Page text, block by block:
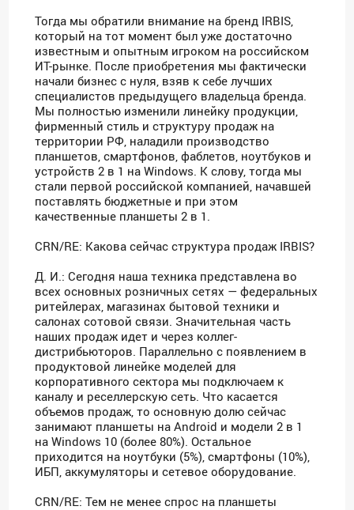
Тогда мы обратили внимание на бренд IRBIS,
который на тот момент был уже достаточно
известным и опытным игроком на российском
ИТ-рынке. После приобретения мы фактически
начали бизнес с нуля, взяв к себе лучших
специалистов предыдущего владельца бренда.
Мы полностью изменили линейку продукции,
фирменный стиль и структуру продаж на
территории РФ, наладили производство
планшетов, смартфонов, фаблетов, ноутбуков и
устройств 2 в 1 на Windows. К слову, тогда мы
стали первой российской компанией, начавшей
поставлять бюджетные и при этом
качественные планшеты 2 в 1.
CRN/RE: Какова сейчас структура продаж IRBIS?
Д. И.: Сегодня наша техника представлена во
всех основных розничных сетях — федеральных
ритейлерах, магазинах бытовой техники и
салонах сотовой связи. Значительная часть
наших продаж идет и через коллег-
дистрибьюторов. Параллельно с появлением в
продуктовой линейке моделей для
корпоративного сектора мы подключаем к
каналу и реселлерскую сеть. Что касается
объемов продаж, то основную долю сейчас
занимают планшеты на Android и модели 2 в 1
на Windows 10 (более 80%). Остальное
приходится на ноутбуки (5%), смартфоны (10%),
ИБП, аккумуляторы и сетевое оборудование.
CRN/RE: Тем не менее спрос на планшеты